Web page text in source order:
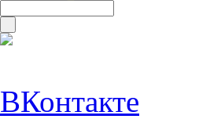
ВКонтакте